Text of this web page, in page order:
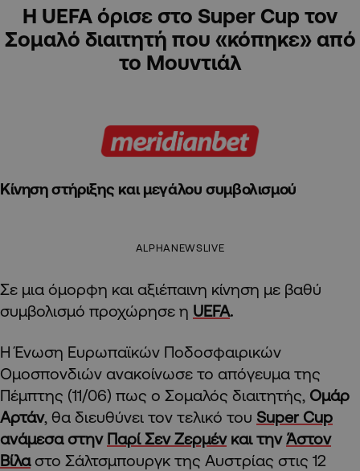
Η UEFA όρισε στο Super Cup τον
Σομαλό διαιτητή που «κόπηκε» από
το Μουντιάλ
Κίνηση στήριξης και μεγάλου συμβολισμού
ALPHANEWSLIVE
Σε μια όμορφη και αξιέπαινη κίνηση με βαθύ
συμβολισμό προχώρησε η UEFA.
Η Ένωση Ευρωπαϊκών Ποδοσφαιρικών
Ομοσπονδιών ανακοίνωσε το απόγευμα της
Πέμπτης (11/06) πως ο Σομαλός διαιτητής, Ομάρ
Αρτάν, θα διευθύνει τον τελικό του Super Cup
ανάμεσα στην Παρί Σεν Ζερμένκαι τηνΆστον
Βίλα στο Σάλτσμπουργκ της Αυστρίας στις 12